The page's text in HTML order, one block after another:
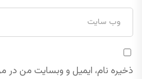
ذخیره نام، ایمیل و وبسایت من در